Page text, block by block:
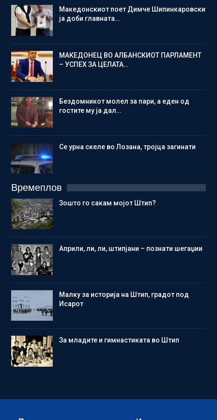
Македонскиот поет Димче Шипинкаровски
ја доби главната…
МАКЕДОНЕЦ ВО АЛБАНСКИОТ ПАРЛАМЕНТ
– УСПЕХ ЗА ЦЕЛАТА…
Бездомникот молел за пари, а еден од
гостите му ја дал…
Се урна скеле во Лозана, тројца загинати
Времеплов
Зошто го сакам мојот Штип?
Aприли, ли, ли, штипјани – познати шегаџии
Малку за историја на Штип, градот под
Исарот
Зa младите и гимнастиката во Штип